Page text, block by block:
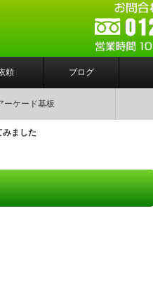
頼 ブログ
ーケード基板
みました